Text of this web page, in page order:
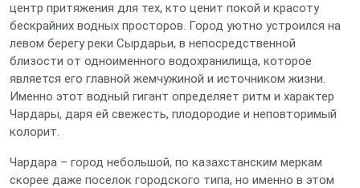
центр притяжения для тех, кто ценит покой и красоту
бескрайних водных просторов. Город уютно устроился на
левом берегу реки Сырдарьи, в непосредственной
близости от одноименного водохранилища, которое
является его главной жемчужиной и источником жизни.
Именно этот водный гигант определяет ритм и характер
Чардары, даря ей свежесть, плодородие и неповторимый
колорит.
Чардара – город небольшой, по казахстанским меркам
скорее даже поселок городского типа, но именно в этом